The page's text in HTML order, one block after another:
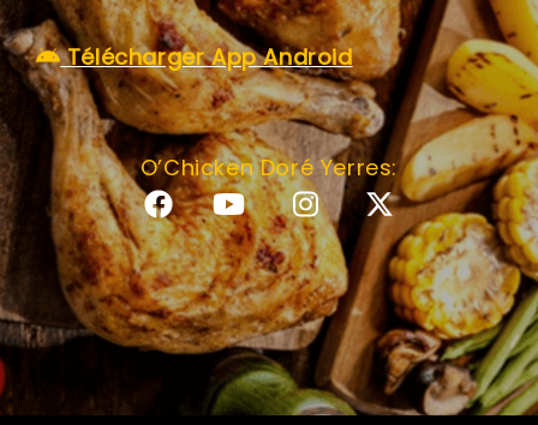
VOTRE COMPTE
NOTRE RESTAURANT
VOS AVIS
MENTIONS LÉGALES
C.G.V
Télécharger App Android
O’Chicken Doré Yerres: